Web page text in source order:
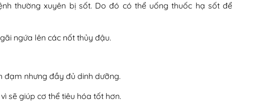
thường xuyên bị sốt. Do đó có thể uống thuốc hạ sốt để
ngứa lên các nốt thủy đậu.
đạm nhưng đầy đủ dinh dưỡng.
sẽ giúp cơ thể tiêu hóa tốt hơn.